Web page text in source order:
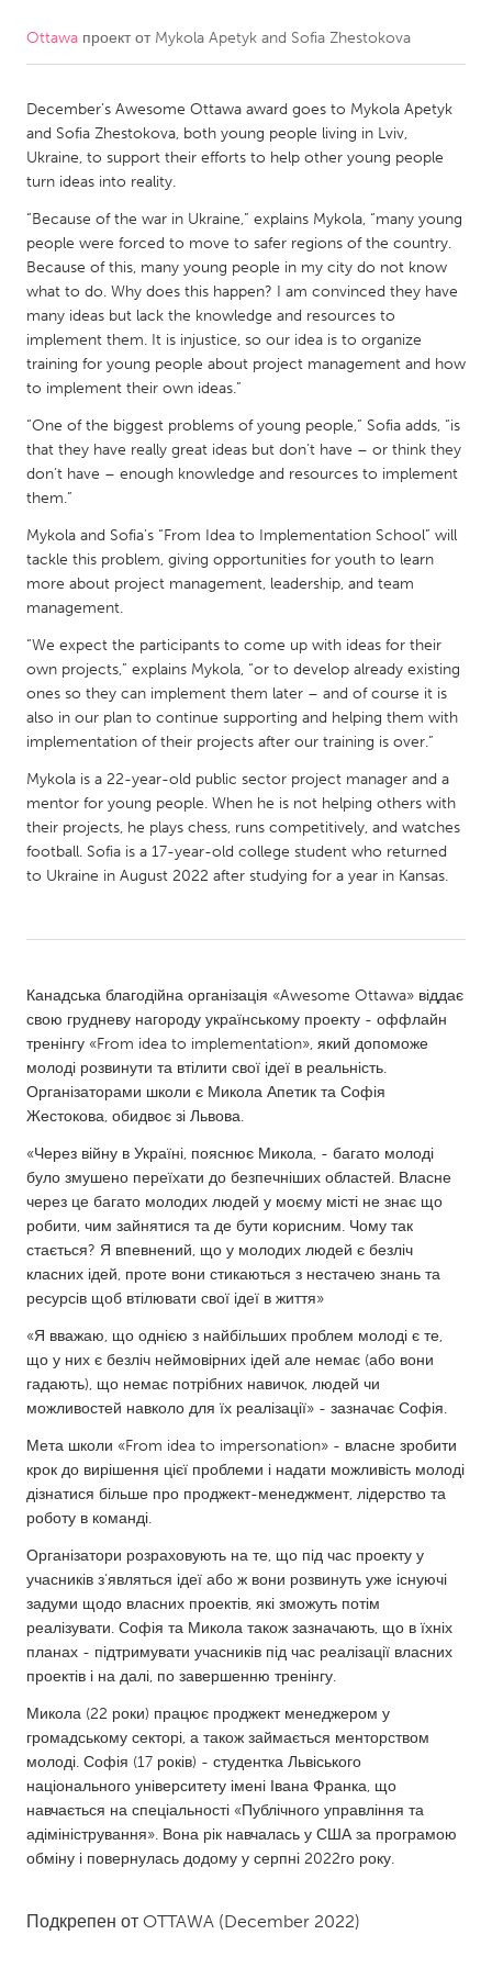
CANADA
Kitchener-Waterloo
New Glasgow
Newmarket
Ottawa
South Shore
MALAYSIA
Kuala Lumpur
NETHERLANDS
Leiden
Rotterdam
Utrecht
QATAR
Qatar
SINGAPORE
UNITED KINGDOM
Glasgow
UNITED STATES
Ann Arbor, MI
Austin, TX
Baltimore, MD
Boston, MA
Gainesville, FL
Georgetown, MA
Gloucester, MA
Hamilton-Wenham, MA
Ipswich, MA
Key West, FL
Los Angeles, CA
Miami, FL
New York City, NY
Newburgh, NY
Newburyport, MA
North Minneapolis, MN
Oahu, HI
Orlando, FL
Peekskill, NY
Philadelphia, PA
Pittsburgh, PA
Portland, OR
Poughkeepsie, NY
Rhode Island
Rockport, MA
San Antonio, TX
San Francisco, CA
San Jose, CA
Santa Cruz, CA
Seattle, WA
South Bend, IN
St. Paul, MN
State College, PA
Westminster, MD
UZBEKISTAN
Tashkent
Ottawa проект от Mykola Apetyk and Sofia Zhestokova
December’s Awesome Ottawa award goes to Mykola Apetyk
and Sofia Zhestokova, both young people living in Lviv,
Ukraine, to support their efforts to help other young people
turn ideas into reality.
“Because of the war in Ukraine,” explains Mykola, “many young
people were forced to move to safer regions of the country.
Because of this, many young people in my city do not know
what to do. Why does this happen? I am convinced they have
many ideas but lack the knowledge and resources to
implement them. It is injustice, so our idea is to organize
training for young people about project management and how
to implement their own ideas.”
“One of the biggest problems of young people,” Sofia adds, “is
that they have really great ideas but don’t have – or think they
don’t have – enough knowledge and resources to implement
them.”
Mykola and Sofia’s “From Idea to Implementation School” will
tackle this problem, giving opportunities for youth to learn
more about project management, leadership, and team
management.
“We expect the participants to come up with ideas for their
own projects,” explains Mykola, “or to develop already existing
ones so they can implement them later – and of course it is
also in our plan to continue supporting and helping them with
implementation of their projects after our training is over.”
Mykola is a 22-year-old public sector project manager and a
mentor for young people. When he is not helping others with
their projects, he plays chess, runs competitively, and watches
football. Sofia is a 17-year-old college student who returned
to Ukraine in August 2022 after studying for a year in Kansas.
Канадська благодійна організація «Awesome Ottawa» віддає
свою грудневу нагороду українському проекту - оффлайн
тренінгу «From idea to implementation», який допоможе
молоді розвинути та втілити свої ідеї в реальність.
Організаторами школи є Микола Апетик та Софія
Жестокова, обидвоє зі Львова.
«Через війну в Україні, пояснює Микола, - багато молоді
було змушено переїхати до безпечніших областей. Власне
через це багато молодих людей у моєму місті не знає що
робити, чим зайнятися та де бути корисним. Чому так
стається? Я впевнений, що у молодих людей є безліч
класних ідей, проте вони стикаються з нестачею знань та
ресурсів щоб втілювати свої ідеї в життя»
«Я вважаю, що однією з найбільших проблем молоді є те,
що у них є безліч неймовірних ідей але немає (або вони
гадають), що немає потрібних навичок, людей чи
можливостей навколо для їх реалізації» - зазначає Софія.
Мета школи «From idea to impersonation» - власне зробити
крок до вирішення цієї проблеми і надати можливість молоді
дізнатися більше про проджект-менеджмент, лідерство та
роботу в команді.
Організатори розраховують на те, що під час проекту у
учасників з‘являться ідеї або ж вони розвинуть уже існуючі
задуми щодо власних проектів, які зможуть потім
реалізувати. Софія та Микола також зазначають, що в їхніх
планах - підтримувати учасників під час реалізації власних
проектів і на далі, по завершенню тренінгу.
Микола (22 роки) працює проджект менеджером у
громадському секторі, а також займається менторством
молоді. Софія (17 років) - студентка Львіського
національного університету імені Івана Франка, що
навчається на спеціальності «Публічного управління та
адіміністрування». Вона рік навчалась у США за програмою
обміну і повернулась додому у серпні 2022го року.
Подкрепен от OTTAWA (December 2022)